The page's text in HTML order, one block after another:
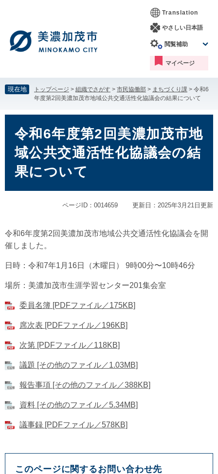
す。
し
て
本
へ
Translation
やさしい日本語
閲覧補助
マイページ
現在地 トップページ > 組織でさがす > 市民協働部 > まちづくり課 > 令和6
年度第2回美濃加茂市地域公共交通活性化協議会の結果について
令和6年度第2回美濃加茂市地
域公共交通活性化協議会の結
果について
ページID：0014659 更新日：2025年3月21日更新
令和6年度第2回美濃加茂市地域公共交通活性化協議会を開
催しました。
日時：令和7年1月16日（木曜日） 9時00分〜10時46分
場所：美濃加茂市生涯学習センター201集会室
委員名簿 [PDFファイル／175KB]
席次表 [PDFファイル／196KB]
次第 [PDFファイル／118KB]
議題 [その他のファイル／1.03MB]
報告事項 [その他のファイル／388KB]
資料 [その他のファイル／5.34MB]
議事録 [PDFファイル／578KB]
このページに関するお問い合わせ先